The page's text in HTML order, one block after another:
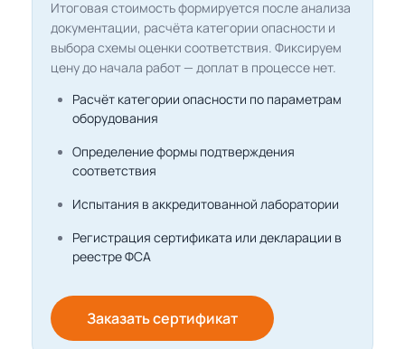
Итоговая стоимость формируется после анализа
документации, расчёта категории опасности и
выбора схемы оценки соответствия. Фиксируем
цену до начала работ — доплат в процессе нет.
Расчёт категории опасности по параметрам
оборудования
Определение формы подтверждения
соответствия
Испытания в аккредитованной лаборатории
Регистрация сертификата или декларации в
реестре ФСА
Заказать сертификат